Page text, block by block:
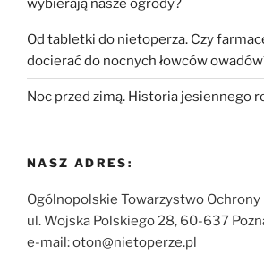
wybierają nasze ogrody?
Od tabletki do nietoperza. Czy
docierać do nocnych łowców
Noc przed zimą. Historia jesiennego
NASZ ADRES:
Ogólnopolskie Towarzystwo
ul. Wojska Polskiego 28, 60-637
e-mail: oton@nietoperze.pl